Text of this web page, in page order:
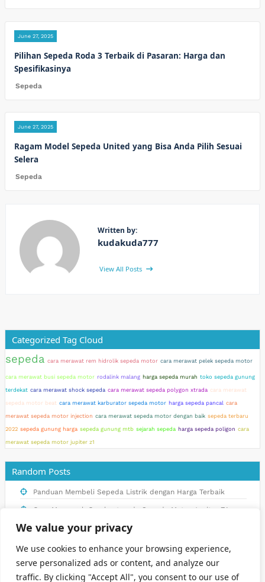
We value your privacy
We use cookies to enhance your browsing experience,
serve personalized ads or content, and analyze our
traffic. By clicking "Accept All", you consent to our use of
June 27, 2025
Pilihan Sepeda Roda 3 Terbaik di Pasaran: Harga dan
Spesifikasinya
Sepeda
June 27, 2025
Ragam Model Sepeda United yang Bisa Anda Pilih Sesuai
Selera
Sepeda
Written by:
kudakuda777
View All Posts
Categorized Tag Cloud
sepeda cara merawat rem hidrolik sepeda motor cara merawat pelek sepeda motor
cara merawat busi sepeda motor rodalink malang harga sepeda murah toko sepeda gunung
terdekat cara merawat shock sepeda cara merawat sepeda polygon xtrada cara merawat
sepeda motor beat cara merawat karburator sepeda motor harga sepeda pancal cara
merawat sepeda motor injection cara merawat sepeda motor dengan baik sepeda terbaru
2022 sepeda gunung harga sepeda gunung mtb sejarah sepeda harga sepeda poligon cara
merawat sepeda motor jupiter z1
Random Posts
Panduan Membeli Sepeda Listrik dengan Harga Terbaik
Cara Mencegah Overheat pada Sepeda Motor Jupiter Z1
Teknik Dasar Mengendarai Sepeda Balap yang Harus
Perawatan Sederhana yang Dapat Dilakukan Pemilik Sepeda
Motor Jupiter Z1.